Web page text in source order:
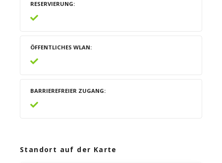
RESERVIERUNG
ÖFFENTLICHES WLAN
BARRIEREFREIER ZUGANG
Standort auf der Karte